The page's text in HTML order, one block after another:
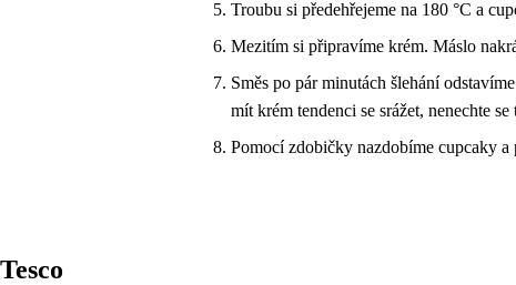
Troubu si předehřejeme na 180 °C a
Mezitím si připravíme krém. Máslo
Směs po pár minutách šlehání
mít krém tendenci se srážet, nenechte
Pomocí zdobičky nazdobíme cupcaky
Tesco